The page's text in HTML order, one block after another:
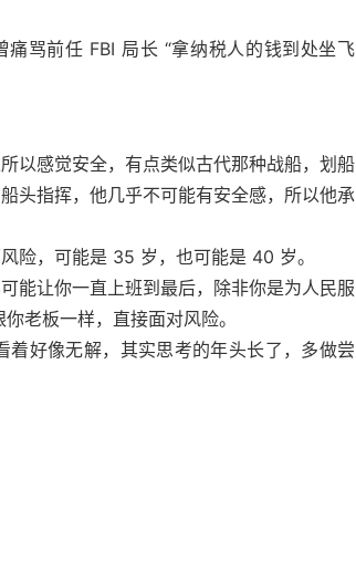
骂前任 FBI 局长 “拿纳税人的钱到处坐飞
以感觉安全，有点类似古代那种战船，划船
头指挥，他几乎不可能有安全感，所以他承
险，可能是 35 岁，也可能是 40 岁。
能让你一直上班到最后，除非你是为人民服
老板一样，直接面对风险。
好像无解，其实思考的年头长了，多做尝